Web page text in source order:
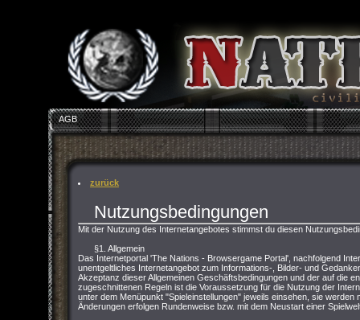
AGB
zurück
Nutzungsbedingungen
Mit der Nutzung des Internetangebotes stimmst du diesen
§1. Allgemein
Das Internetportal 'The Nations - Browsergame Portal', nachfolgend
unentgeltliches Internetangebot zum Informations-, Bilder- und
Akzeptanz dieser Allgemeinen Geschäftsbedingungen und der auf die
zugeschnittenen Regeln ist die Voraussetzung für die Nutzung der
unter dem Menüpunkt "Spieleinstellungen" jeweils einsehen, sie werden
Änderungen erfolgen Rundenweise bzw. mit dem Neustart einer